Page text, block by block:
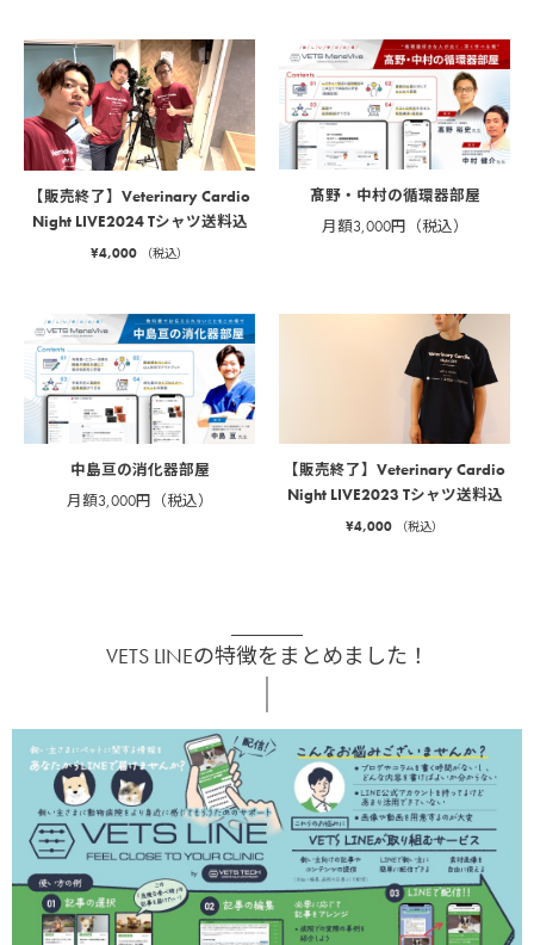
【販売終了】Veterinary Cardio
Night LIVE2024 Tシャツ送料込
¥4,000 （税込）
髙野・中村の循環器部屋
月額3,000円（税込）
中島亘の消化器部屋
月額3,000円（税込）
【販売終了】Veterinary Cardio
Night LIVE2023 Tシャツ送料込
¥4,000 （税込）
VETS LINEの特徴をまとめました！